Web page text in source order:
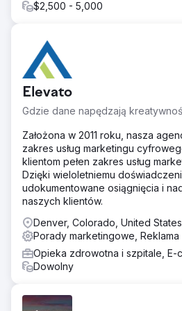
$2,500 - 5,000
Elevato
Gdzie dane napędzają
Założona w 2011 roku, nasza
zakres usług marketingu
klientom pełen zakres usług
Dzięki wieloletniemu
udokumentowane osiągnięcia i
naszych klientów.
Denver, Colorado, United States
Porady marketingowe, Reklama
Opieka zdrowotna i szpitale, E-
Dowolny